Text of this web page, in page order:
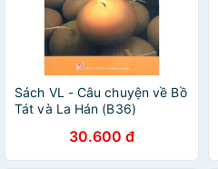
Sách VL - Câu chuyện về Bồ
Tát và La Hán (B36)
30.600 đ